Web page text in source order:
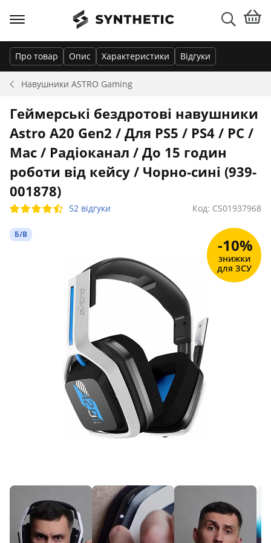
Навушники ASTRO Gaming
Про товар Опис Характеристики Відгуки
Геймерські бездротові навушники
Astro A20 Gen2 / Для PS5 / PS4 / PC /
Mac / Радіоканал / До 15 годин
роботи від кейсу / Чорно-сині (939-
001878)
52 відгуки Код: CS01937968
Б/В
-10%
знижки
для ЗСУ